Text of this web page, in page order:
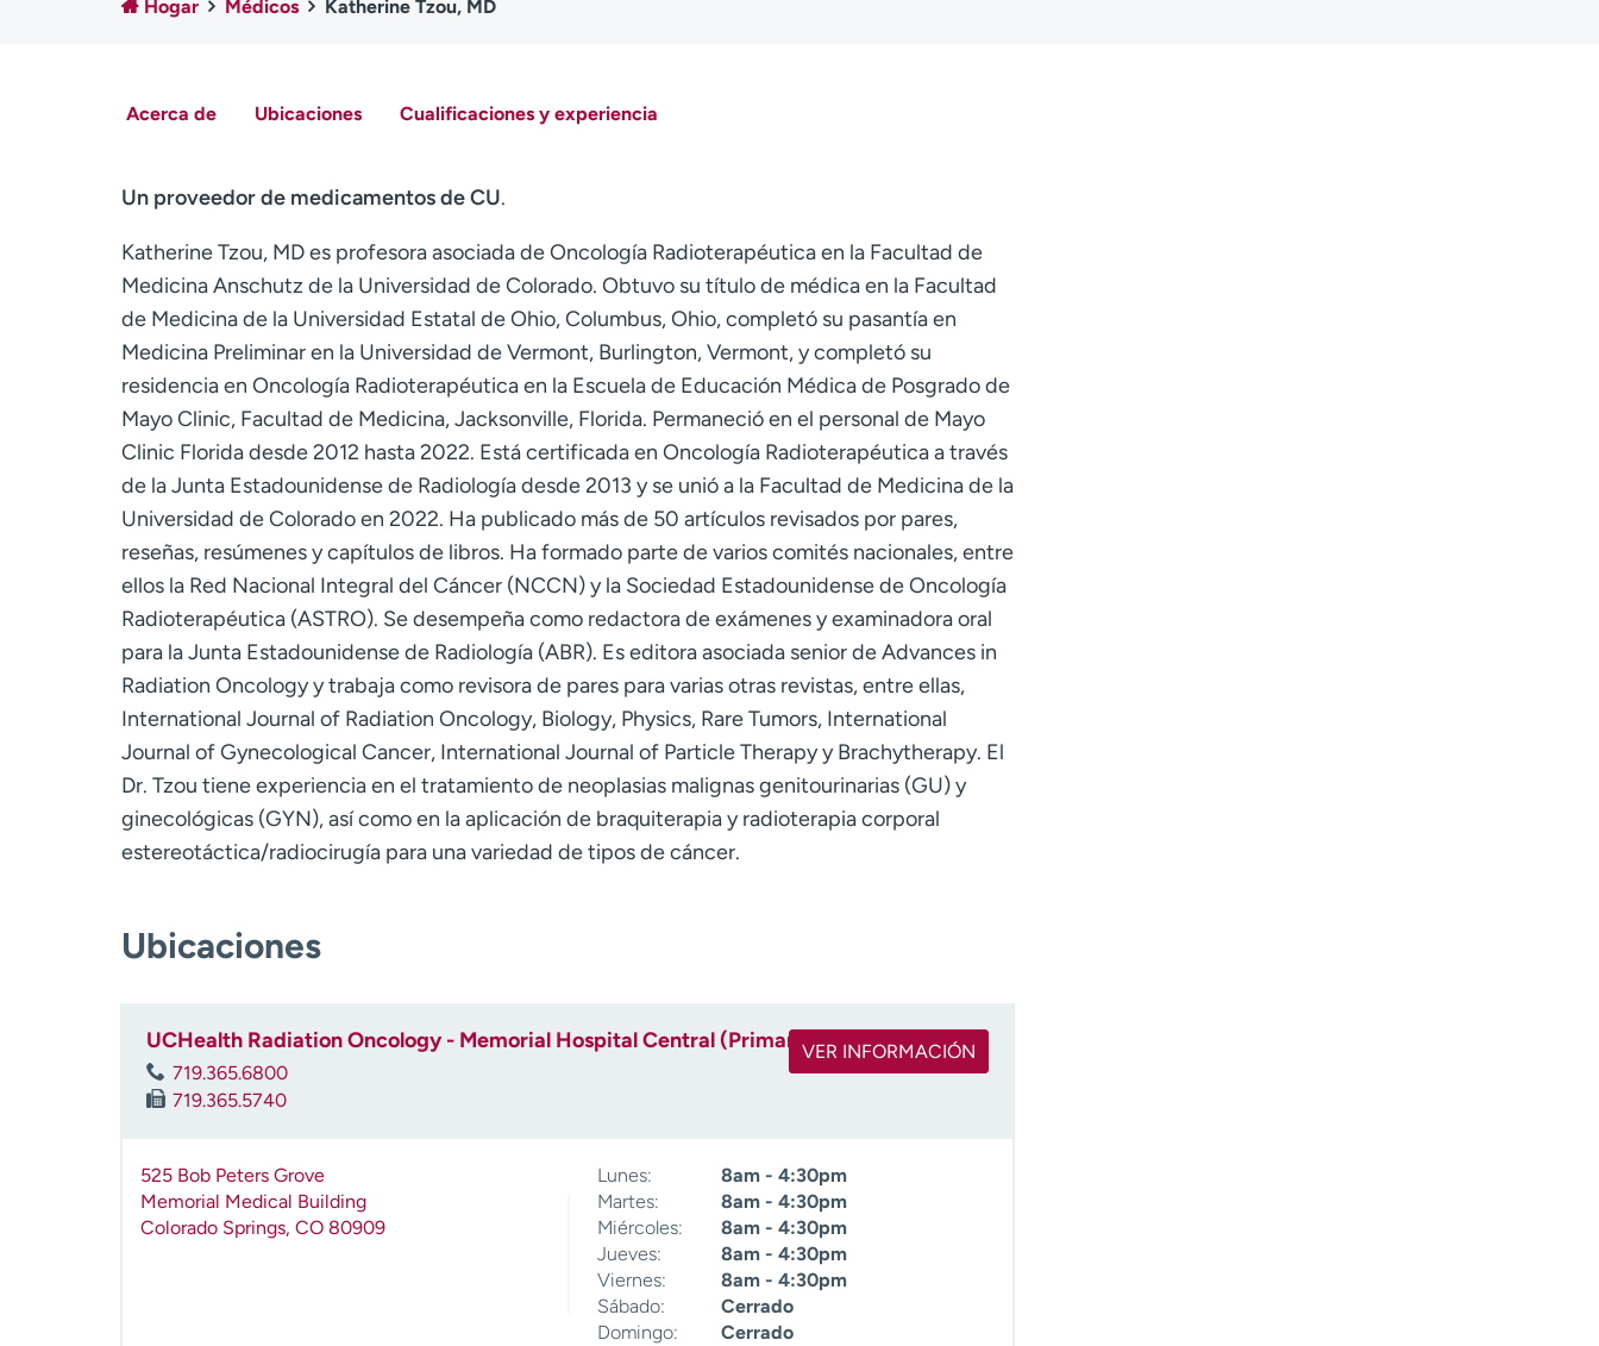
Hogar Médicos Katherine Tzou, MD
Acerca de Ubicaciones Cualificaciones y experiencia
Un proveedor de medicamentos de CU.
Katherine Tzou, MD es profesora asociada de Oncología Radioterapéutica en la Facultad de
Medicina Anschutz de la Universidad de Colorado. Obtuvo su título de médica en la Facultad
de Medicina de la Universidad Estatal de Ohio, Columbus, Ohio, completó su pasantía en
Medicina Preliminar en la Universidad de Vermont, Burlington, Vermont, y completó su
residencia en Oncología Radioterapéutica en la Escuela de Educación Médica de Posgrado de
Mayo Clinic, Facultad de Medicina, Jacksonville, Florida. Permaneció en el personal de Mayo
Clinic Florida desde 2012 hasta 2022. Está certificada en Oncología Radioterapéutica a través
de la Junta Estadounidense de Radiología desde 2013 y se unió a la Facultad de Medicina de la
Universidad de Colorado en 2022. Ha publicado más de 50 artículos revisados por pares,
reseñas, resúmenes y capítulos de libros. Ha formado parte de varios comités nacionales, entre
ellos la Red Nacional Integral del Cáncer (NCCN) y la Sociedad Estadounidense de Oncología
Radioterapéutica (ASTRO). Se desempeña como redactora de exámenes y examinadora oral
para la Junta Estadounidense de Radiología (ABR). Es editora asociada senior de Advances in
Radiation Oncology y trabaja como revisora de pares para varias otras revistas, entre ellas,
International Journal of Radiation Oncology, Biology, Physics, Rare Tumors, International
Journal of Gynecological Cancer, International Journal of Particle Therapy y Brachytherapy. El
Dr. Tzou tiene experiencia en el tratamiento de neoplasias malignas genitourinarias (GU) y
ginecológicas (GYN), así como en la aplicación de braquiterapia y radioterapia corporal
estereotáctica/radiocirugía para una variedad de tipos de cáncer.
Ubicaciones
UCHealth Radiation Oncology - Memorial Hospital Central (Primary)
719.365.6800
719.365.5740
VER INFORMACIÓN
525 Bob Peters Grove
Memorial Medical Building
Colorado Springs, CO 80909
Lunes:
8am - 4:30pm
Martes:
8am - 4:30pm
Miércoles:
8am - 4:30pm
Jueves:
8am - 4:30pm
Viernes:
8am - 4:30pm
Sábado:
Cerrado
Domingo:
Cerrado